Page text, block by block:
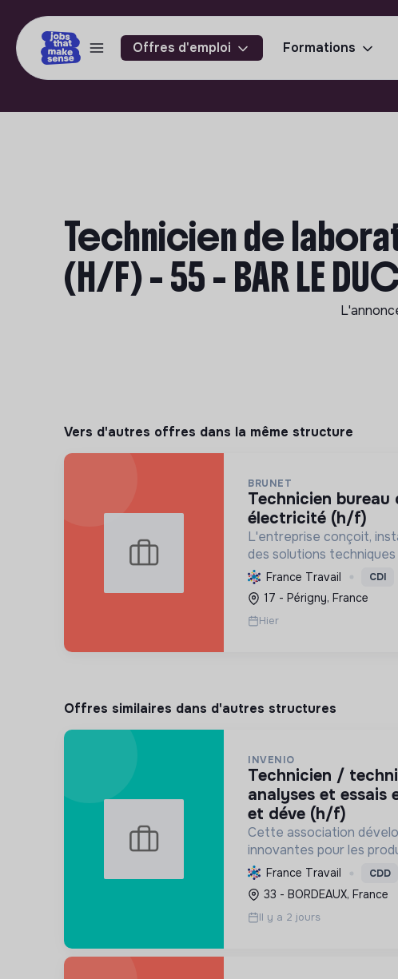
Offres d'emploi Formations
Technicien de
(H/F) - 55 - BAR LE
Vers d'autres offres dans la même structure
BRUNET
technicien bureau d'études en
électricité (h/f)
L'entreprise conçoit,
des solutions
professionnels. Elle
dans la transition
installations éco-
France Travail CDI
17 - Périgny, France
Hier
Offres similaires dans d'autres structures
INVENIO
technicien / technicienne
analyses et essais
et déve (h/f)
Cette association
innovantes pour les
et légumes. Elle promeut
durable, rentable et
l'environnement,
France Travail CDD
33 - BORDEAUX, France
Il y a 2 jours